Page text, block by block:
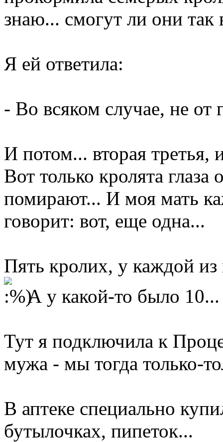
знаю... смогут ли они так
Я ей ответила:
- Во всяком случае, не от
И потом... вторая третья,
Вот только кролята
помирают... И моя мать
говорит: вот, еще одна...
Пять кролих, у каждой
А у какой-то было
Тут я подключила к
мужа - мы тогда только-
В аптеке специально
бутылочках, пипеток...